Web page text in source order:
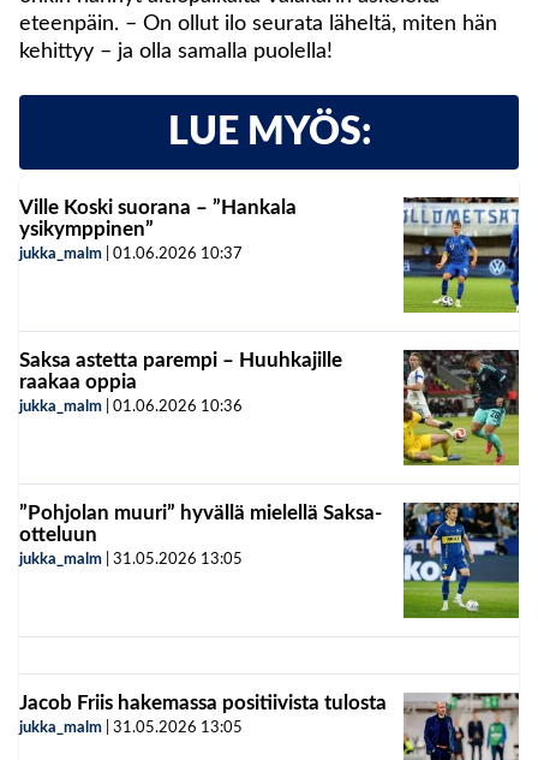
eteenpäin. – On ollut ilo seurata läheltä, miten hän
kehittyy – ja olla samalla puolella!
LUE MYÖS:
Ville Koski suorana – ”Hankala
ysikymppinen”
jukka_malm 01.06.2026 10:37
Saksa astetta parempi – Huuhkajille
raakaa oppia
jukka_malm 01.06.2026 10:36
”Pohjolan muuri” hyvällä mielellä Saksa-
otteluun
jukka_malm 31.05.2026 13:05
Jacob Friis hakemassa positiivista tulosta
jukka_malm 31.05.2026 13:05